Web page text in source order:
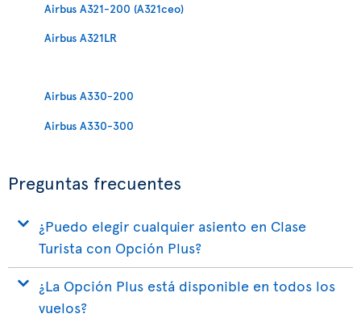
Airbus A321-200 (A321ceo)
Airbus A321LR
Airbus A330-200
Airbus A330-300
Preguntas frecuentes
¿Puedo elegir cualquier asiento en Clase
Turista con Opción Plus?
¿La Opción Plus está disponible en todos los
vuelos?